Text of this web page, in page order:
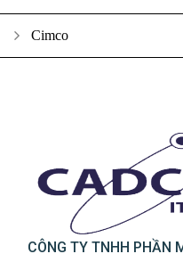
Cimco
CÔNG TY TNHH PHẦN